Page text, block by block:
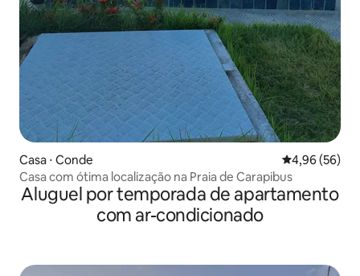
Casa ⋅ Conde 4,96 de uma
4,96 (56)
Casa com ótima localização na Praia de Carapibus
Aluguel por temporada de apartamento
com ar-condicionado